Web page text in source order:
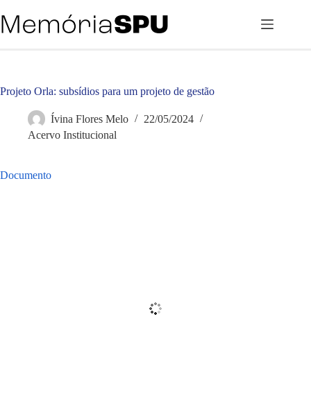
para
o
Projeto Orla: subsídios para um projeto de gestão
Ívina Flores Melo
22/05/2024
Acervo Institucional
Documento